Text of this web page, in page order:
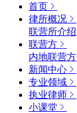
首页
律所概况
联营所介绍
联营方
内地联营方
新闻中心
专业领域
执业律师
小课堂